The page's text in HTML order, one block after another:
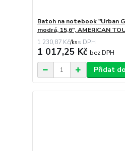
Batoh na notebook "Urban
modrá, 15,6", AMERICAN
1 230,87 Kč/ks
1 017,25 Kč bez DPH
Přidat